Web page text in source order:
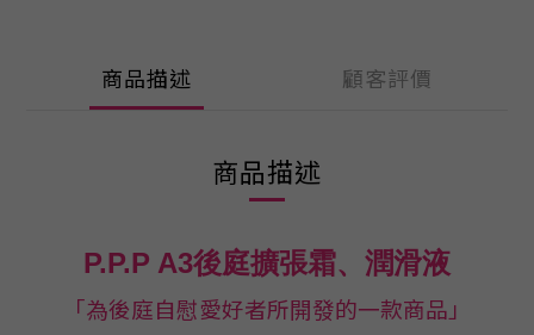
商品描述 顧客評價
商品描述
P.P.P A3後庭擴張霜、潤滑液
「為後庭自慰愛好者所開發的一款商品」